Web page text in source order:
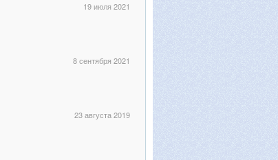
19 июля 2021
8 сентября 2021
23 августа 2019